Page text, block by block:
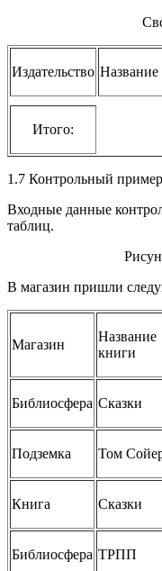
Издательство Название
Итого:
1.7 Контрольный пример
Входные данные
таблиц.
В магазин пришли
Магазин
Название
книги
Библиосфера Сказки
Подземка Том
Книга Сказки
Библиосфера ТРПП